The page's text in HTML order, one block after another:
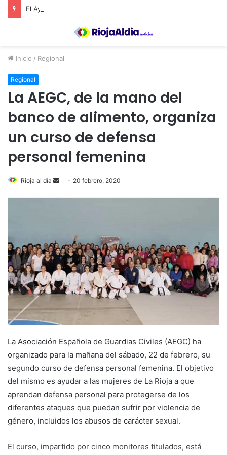
Inicio / Regional
Regional
La AEGC, de la mano del
banco de alimento, organiza
un curso de defensa
personal femenina
Rioja al día
e
m
a
i
20 febrero, 2020
La Asociación Española de Guardias Civiles (AEGC) ha
organizado para la mañana del sábado, 22 de febrero, su
segundo curso de defensa personal femenina. El objetivo
del mismo es ayudar a las mujeres de La Rioja a que
aprendan defensa personal para protegerse de los
diferentes ataques que puedan sufrir por violencia de
género, incluidos los abusos de carácter sexual.
El curso, impartido por cinco monitores titulados, está